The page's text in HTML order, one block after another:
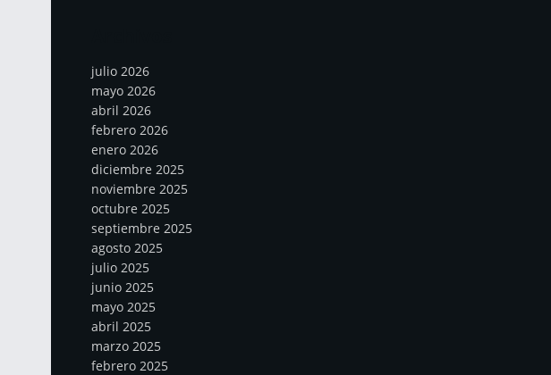
julio 2026
mayo 2026
abril 2026
febrero 2026
enero 2026
diciembre 2025
noviembre 2025
octubre 2025
septiembre 2025
agosto 2025
julio 2025
junio 2025
mayo 2025
abril 2025
marzo 2025
febrero 2025